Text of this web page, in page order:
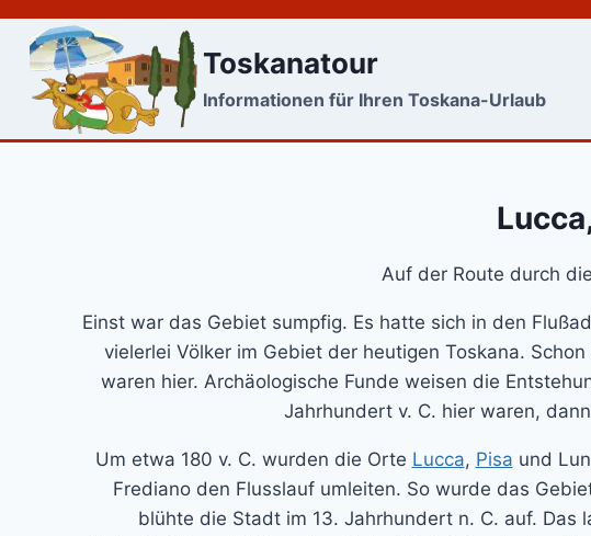
Skip
content
Toskanatour
Informationen für Ihren Toskana-Urlaub
Auf der Route durch
Einst war das Gebiet sumpfig. Es hatte sich in den
vielerlei Völker im Gebiet der heutigen Toskana.
waren hier. Archäologische Funde weisen die
Jahrhundert v. C. hier waren,
Um etwa 180 v. C. wurden die Orte Lucca, Pisa und
Frediano den Flusslauf umleiten. So wurde das
blühte die Stadt im 13. Jahrhundert n. C. auf.